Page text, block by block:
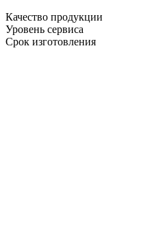
Качество продукции
Уровень сервиса
Срок изготовления